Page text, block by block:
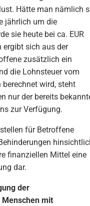
Hätte man nämlich
jährlich um die
sie heute bei ca. EUR
ergibt sich aus der
zusätzlich ein
die Lohnsteuer vom
wird, steht
nur der bereits
zur Verfügung.
für Betroffene
finanziellen Mittel eine
dar.
der
mit